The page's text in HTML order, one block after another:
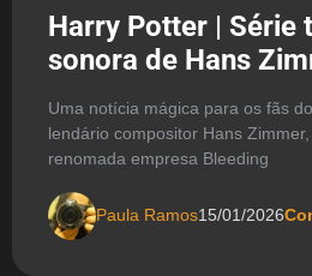
Harry Potter | Série
sonora de Hans
Uma notícia mágica para os fãs
lendário compositor Hans
renomada empresa Bleeding
Paula Ramos15/01/2026